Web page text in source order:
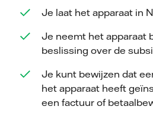
Je laat het apparaat in
Je neemt het apparaat
beslissing over de
Je kunt bewijzen dat
het apparaat heeft
een factuur of